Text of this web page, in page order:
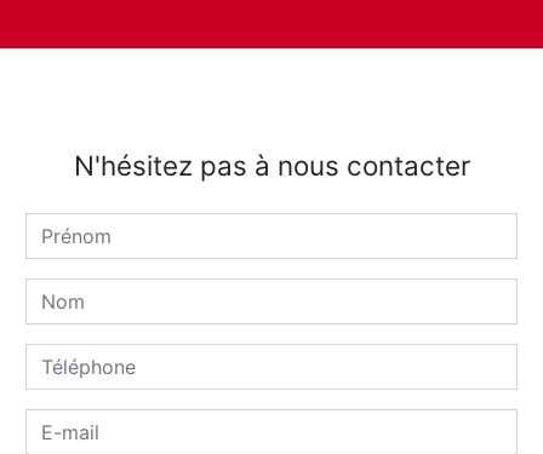
N'hésitez pas à nous contacter